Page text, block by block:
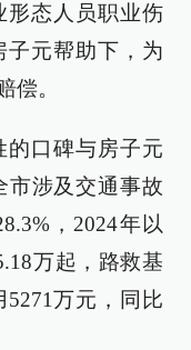
形态人员职业伤
子元帮助下，为
偿。
的口碑与房子元
市涉及交通事故
，2024年以
万起，路救基
万元，同比